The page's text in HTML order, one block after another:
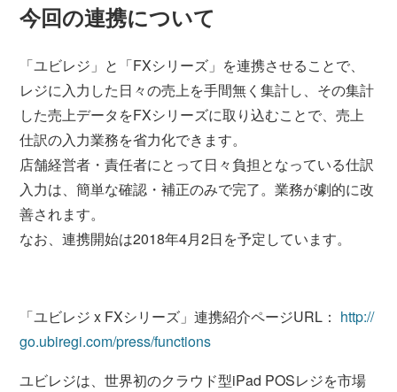
今回の連携について
「ユビレジ」と「FXシリーズ」を連携させることで、
レジに入力した日々の売上を手間無く集計し、その集計
した売上データをFXシリーズに取り込むことで、売上
仕訳の入力業務を省力化できます。
店舗経営者・責任者にとって日々負担となっている仕訳
入力は、簡単な確認・補正のみで完了。業務が劇的に改
善されます。
なお、連携開始は2018年4月2日を予定しています。
「ユビレジ x FXシリーズ」連携紹介ページURL： http://
go.ubiregi.com/press/functions
ユビレジは、世界初のクラウド型iPad POSレジを市場